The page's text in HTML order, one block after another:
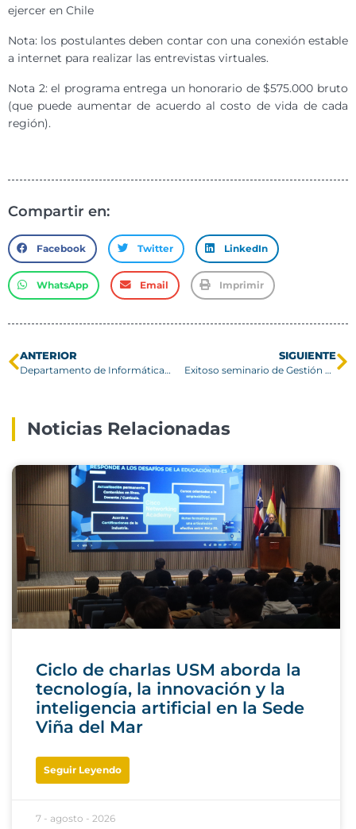
ejercer en Chile
Nota: los postulantes deben contar con una conexión estable
a internet para realizar las entrevistas virtuales.
Nota 2: el programa entrega un honorario de $575.000 bruto
(que puede aumentar de acuerdo al costo de vida de cada
región).
Compartir en:
Facebook Twitter LinkedIn
WhatsApp Email Imprimir
ANTERIOR
Departamento de Informática invita a participar en competencia de ciberseguridad
SIGUIENTE
Exitoso seminario de Gestión del Riesgo de Desastres Socionaturales en USM
Noticias Relacionadas
Ciclo de charlas USM aborda la
tecnología, la innovación y la
inteligencia artificial en la Sede
Viña del Mar
Seguir Leyendo
7 - agosto - 2026